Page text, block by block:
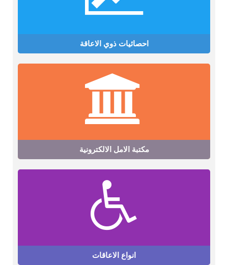
احصائيات ذوي الاعاقة
مكتبة الامل الالكترونية
انواع الاعاقات